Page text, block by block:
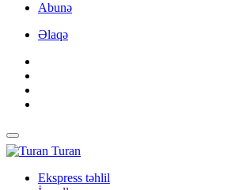
Abunə
Əlaqə
Turan
Ekspress təhlil